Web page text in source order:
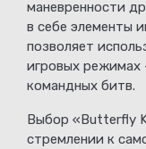
маневренности
в себе элементы
позволяет
игровых
командных битв.
Выбор «Butterfly
стремлении к